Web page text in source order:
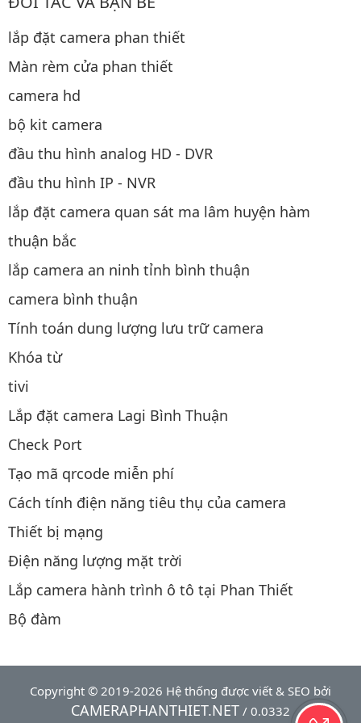
lắp đặt camera phan thiết
Màn rèm cửa phan thiết
camera hd
bộ kit camera
đầu thu hình analog HD - DVR
đầu thu hình IP - NVR
lắp đặt camera quan sát ma lâm huyện hàm
thuận bắc
lắp camera an ninh tỉnh bình thuận
camera bình thuận
Tính toán dung lượng lưu trữ camera
Khóa từ
tivi
Lắp đặt camera Lagi Bình Thuận
Check Port
Tạo mã qrcode miễn phí
Cách tính điện năng tiêu thụ của camera
Thiết bị mạng
Điện năng lượng mặt trời
Lắp camera hành trình ô tô tại Phan Thiết
Bộ đàm
Copyright © 2019-2026 Hệ thống được viết & SEO bởi
CAMERAPHANTHIET.NET / 0.0332